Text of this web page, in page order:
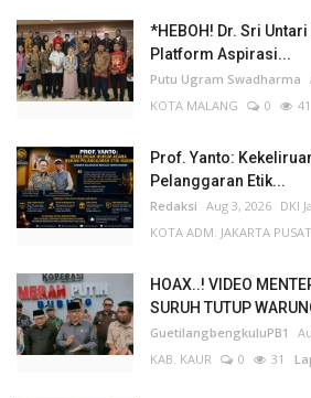
Pekerja Migran Indonesia
Ekonomi
Pendidikan
Informasi Journalism
Olahraga
Kesehatan
*HEBOH! Dr. Sri
Platform Aspirasi...
Putu Ugram Swadharma
KOTA MALANG
0 41
Prof. Yanto:
Pelanggaran Etik...
Redaksi Aug 3, 2026 DKI
KOTA ADM. JAKARTA PUSAT
HOAX..! VIDEO
SURUH TUTUP
GuetilangbengkuluPB1
KAB. KAUR
0 31